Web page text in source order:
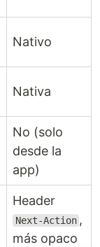
Nativo
Nativa
No (solo
desde la
app)
Header
Next-Action ,
más opaco